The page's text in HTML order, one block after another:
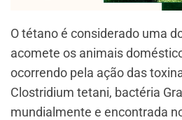
O tétano é considerado uma
acomete os animais
ocorrendo pela ação das
Clostridium tetani, bactéria
mundialmente e encontrada